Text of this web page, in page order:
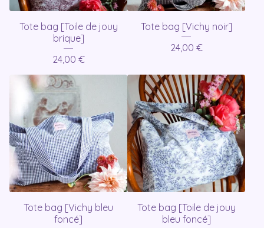
Tote bag [Toile de jouy
brique]
24,00 €
Tote bag [Vichy noir]
24,00 €
Tote bag [Vichy bleu
foncé]
Tote bag [Toile de jouy
bleu foncé]